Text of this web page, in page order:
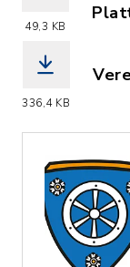
49,3 KB
336,4 KB